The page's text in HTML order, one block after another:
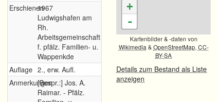
Erschienen1967
Ludwigshafen am
Rh.
Arbeitsgemeinschaft
f. pfälz. Familien- u.
Wappenkde
Auflage 2., erw. Aufl.
Anmerkungen[Bespr.:] Jos. A.
Raimar. - Pfälz.
+
-
Kartenbilder & -daten von
Wikimedia & OpenStreetMap, CC-
BY-SA
Details zum Bestand als Liste
anzeigen